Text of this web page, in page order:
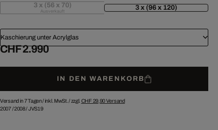
3 x (56 x 70)
Ausverkauft 3 x (96 x 120)
Kaschierung unter Acrylglas
CHF 2.990
IN DEN WARENKORB
Versand in 7 Tagen /inkl. MwSt. / zzgl. CHF 29,90Versand
2007/2008/JVS19